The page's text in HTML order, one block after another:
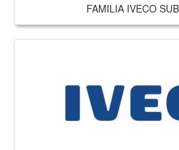
FAMILIA IVECO